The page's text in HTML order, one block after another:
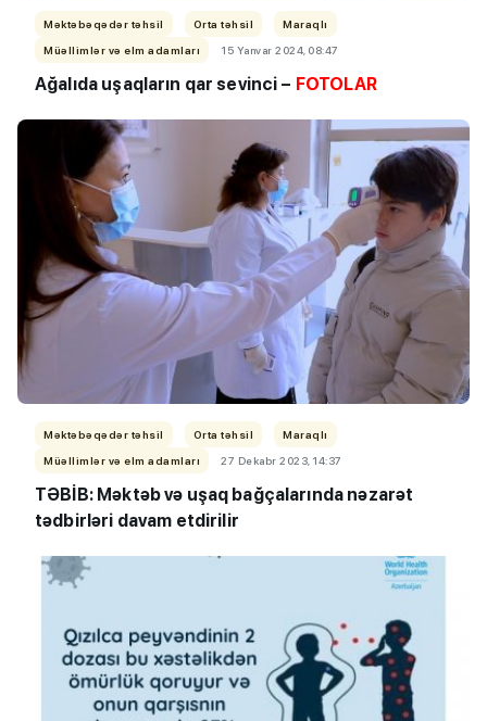
Məktəbəqədər təhsil Orta təhsil
Maraqlı
Müəllimlər və elm adamları
15 Yanvar 2024, 08:47
Ağalıda uşaqların qar sevinci – FOTOLAR
Məktəbəqədər təhsil Orta təhsil
Maraqlı
Müəllimlər və elm adamları
27 Dekabr 2023, 14:37
TƏBİB: Məktəb və uşaq bağçalarında nəzarət
tədbirləri davam etdirilir